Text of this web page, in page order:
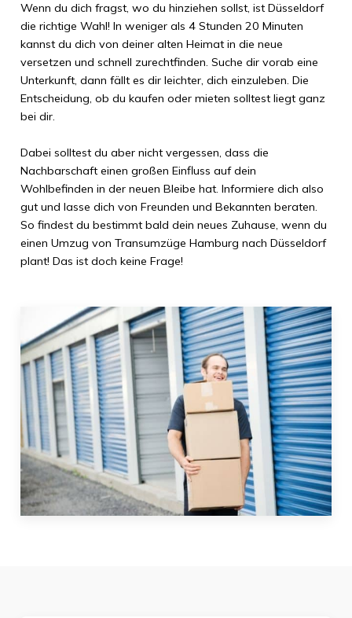
Wenn du dich fragst, wo du hinziehen sollst, ist Düsseldorf
die richtige Wahl! In weniger als 4 Stunden 20 Minuten
kannst du dich von deiner alten Heimat in die neue
versetzen und schnell zurechtfinden. Suche dir vorab eine
Unterkunft, dann fällt es dir leichter, dich einzuleben. Die
Entscheidung, ob du kaufen oder mieten solltest liegt ganz
bei dir.
Dabei solltest du aber nicht vergessen, dass die
Nachbarschaft einen großen Einfluss auf dein
Wohlbefinden in der neuen Bleibe hat. Informiere dich also
gut und lasse dich von Freunden und Bekannten beraten.
So findest du bestimmt bald dein neues Zuhause, wenn du
einen Umzug von Transumzüge Hamburg nach Düsseldorf
plant! Das ist doch keine Frage!